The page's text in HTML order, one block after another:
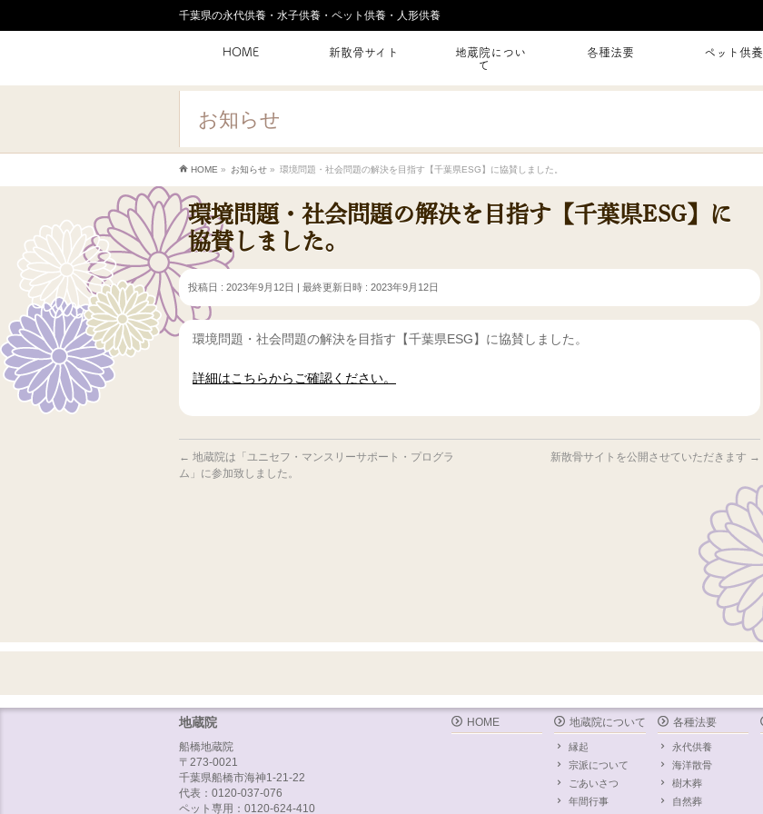
千葉県の永代供養・水子供養・ペット供養・人形供養
HOME 新散骨サイト
地蔵院につい
て
各種法要 ペット供養
お知らせ
HOME » お知らせ » 環境問題・社会問題の解決を目指す【千葉県ESG】に協賛しました。
環境問題・社会問題の解決を目指す【千葉県ESG】に
協賛しました。
投稿日 : 2023年9月12日 最終更新日時 : 2023年9月12日
環境問題・社会問題の解決を目指す【千葉県ESG】に協賛しました。
詳細はこちらからご確認ください。
← 地蔵院は「ユニセフ・マンスリーサポート・プログラ
ム」に参加致しました。
新散骨サイトを公開させていただきます →
地蔵院
船橋地蔵院
〒273-0021
千葉県船橋市海神1-21-22
代表：0120-037-076
ペット専用：0120-624-410
HOME 地蔵院について
縁起
宗派について
ごあいさつ
年間行事
各種法要
永代供養
海洋散骨
樹木葬
自然葬